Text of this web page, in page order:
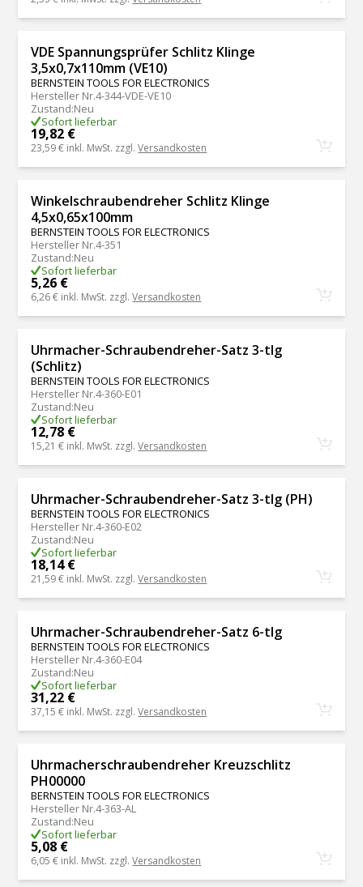
VDE Spannungsprüfer Schlitz Klinge
3,5x0,7x110mm (VE10)
BERNSTEIN TOOLS FOR ELECTRONICS
Hersteller Nr.4-344-VDE-VE10
Zustand:Neu
Sofort lieferbar
19,82 €
23,59 € inkl. MwSt. zzgl.Versandkosten
Winkelschraubendreher Schlitz Klinge
4,5x0,65x100mm
BERNSTEIN TOOLS FOR ELECTRONICS
Hersteller Nr.4-351
Zustand:Neu
Sofort lieferbar
5,26 €
6,26 € inkl. MwSt. zzgl.Versandkosten
Uhrmacher-Schraubendreher-Satz 3-tlg
(Schlitz)
BERNSTEIN TOOLS FOR ELECTRONICS
Hersteller Nr.4-360-E01
Zustand:Neu
Sofort lieferbar
12,78 €
15,21 € inkl. MwSt. zzgl.Versandkosten
Uhrmacher-Schraubendreher-Satz 3-tlg (PH)
BERNSTEIN TOOLS FOR ELECTRONICS
Hersteller Nr.4-360-E02
Zustand:Neu
Sofort lieferbar
18,14 €
21,59 € inkl. MwSt. zzgl.Versandkosten
Uhrmacher-Schraubendreher-Satz 6-tlg
BERNSTEIN TOOLS FOR ELECTRONICS
Hersteller Nr.4-360-E04
Zustand:Neu
Sofort lieferbar
31,22 €
37,15 € inkl. MwSt. zzgl.Versandkosten
Uhrmacherschraubendreher Kreuzschlitz
PH00000
BERNSTEIN TOOLS FOR ELECTRONICS
Hersteller Nr.4-363-AL
Zustand:Neu
Sofort lieferbar
5,08 €
6,05 € inkl. MwSt. zzgl.Versandkosten